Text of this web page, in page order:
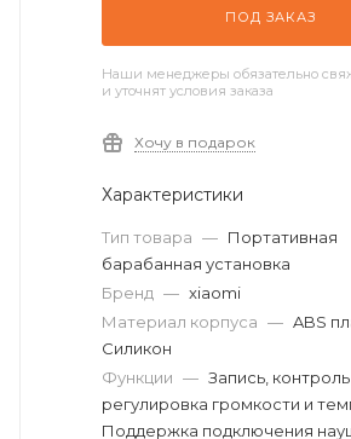
ПОД ЗАКАЗ
Наши менеджеры обязательно
и уточнят условия заказа
Хочу в подарок
Характеристики
Тип товара — Портативная
барабанная установка
Бренд — xiaomi
Материал корпуса — ABS
Силикон
Функции — Запись,
регулировка громкости и
Поддержка подключения